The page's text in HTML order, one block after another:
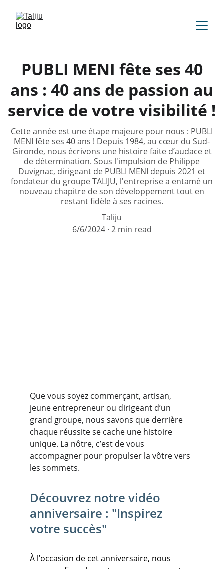
PUBLI MENI fête ses 40
ans : 40 ans de passion au
service de votre visibilité !
Cette année est une étape majeure pour nous : PUBLI
MENI fête ses 40 ans ! Depuis 1984, au cœur du Sud-
Gironde, nous écrivons une histoire faite d’audace et
de détermination. Sous l'impulsion de Philippe
Duvignac, dirigeant de PUBLI MENI depuis 2021 et
fondateur du groupe TALIJU, l'entreprise a entamé un
nouveau chapitre de son développement tout en
restant fidèle à ses racines.
Taliju
6/6/2024 2 min read
Que vous soyez commerçant, artisan,
jeune entrepreneur ou dirigeant d’un
grand groupe, nous savons que derrière
chaque réussite se cache une histoire
unique. La nôtre, c’est de vous
accompagner pour propulser la vôtre vers
les sommets.
Découvrez notre vidéo
anniversaire : "Inspirez
votre succès"
À l’occasion de cet anniversaire, nous